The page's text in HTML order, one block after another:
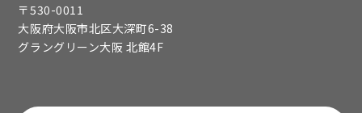
〒530-0011
大阪府大阪市北区大深町6-38
グラングリーン大阪 北館4F